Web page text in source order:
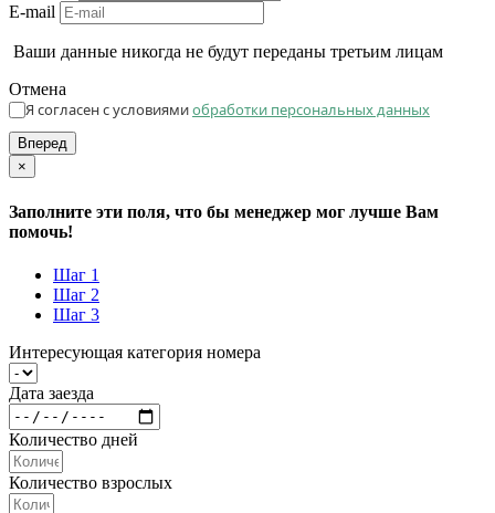
E-mail
Ваши данные никогда не будут переданы третьим лицам
Отмена
Я согласен с условиямиобработки персональных данных
Вперед
×
Заполните эти поля, что бы менеджер мог лучше Вам
помочь!
Шаг 1
Шаг 2
Шаг 3
Интересующая категория номера
Дата заезда
Количество дней
Количество взрослых